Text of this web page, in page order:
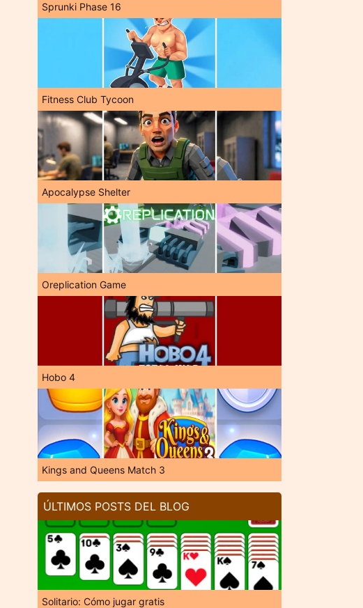
Sprunki Phase 16
Fitness Club Tycoon
Apocalypse Shelter
Oreplication Game
Hobo 4
Kings and Queens Match 3
ÚLTIMOS POSTS DEL BLOG
Solitario: Cómo jugar gratis